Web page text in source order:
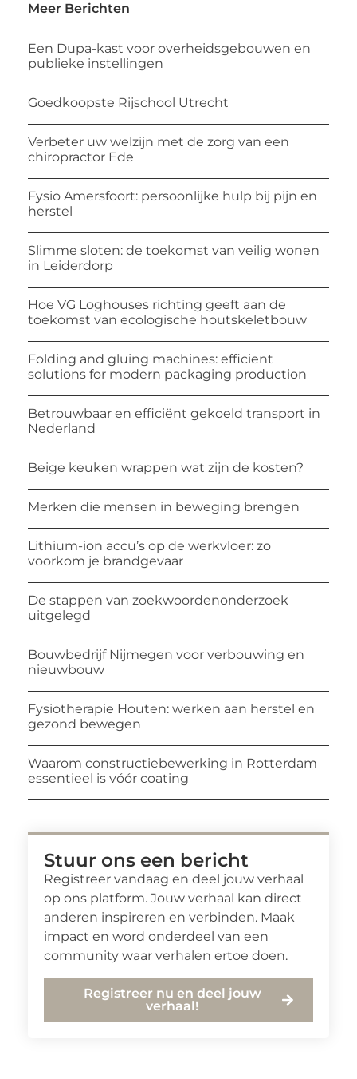
Meer Berichten
Een Dupa-kast voor overheidsgebouwen en
publieke instellingen
Goedkoopste Rijschool Utrecht
Verbeter uw welzijn met de zorg van een
chiropractor Ede
Fysio Amersfoort: persoonlijke hulp bij pijn en
herstel
Slimme sloten: de toekomst van veilig wonen
in Leiderdorp
Hoe VG Loghouses richting geeft aan de
toekomst van ecologische houtskeletbouw
Folding and gluing machines: efficient
solutions for modern packaging production
Betrouwbaar en efficiënt gekoeld transport in
Nederland
Beige keuken wrappen wat zijn de kosten?
Merken die mensen in beweging brengen
Lithium-ion accu’s op de werkvloer: zo
voorkom je brandgevaar
De stappen van zoekwoordenonderzoek
uitgelegd
Bouwbedrijf Nijmegen voor verbouwing en
nieuwbouw
Fysiotherapie Houten: werken aan herstel en
gezond bewegen
Waarom constructiebewerking in Rotterdam
essentieel is vóór coating
Stuur ons een bericht
Registreer vandaag en deel jouw verhaal
op ons platform. Jouw verhaal kan direct
anderen inspireren en verbinden. Maak
impact en word onderdeel van een
community waar verhalen ertoe doen.
Registreer nu en deel jouw
verhaal!